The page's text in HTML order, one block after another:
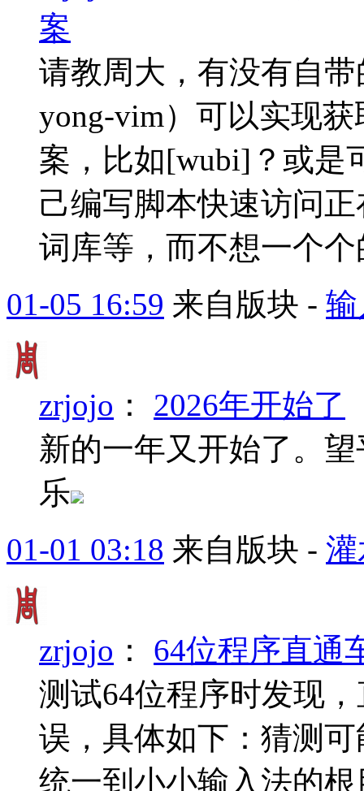
案
请教周大，有没有自
yong-vim）可以实现
案，比如[wubi]？或是
己编写脚本快速访问
词库等，而不想一个
01-05 16:59 来自版块 -
zrjojo ： 2026年开始了
新的一年又开始了。
乐
01-01 03:18 来自版块 -
zrjojo ： 64位程序直通
测试64位程序时发现
误，具体如下：猜测
统一到小小输入法的